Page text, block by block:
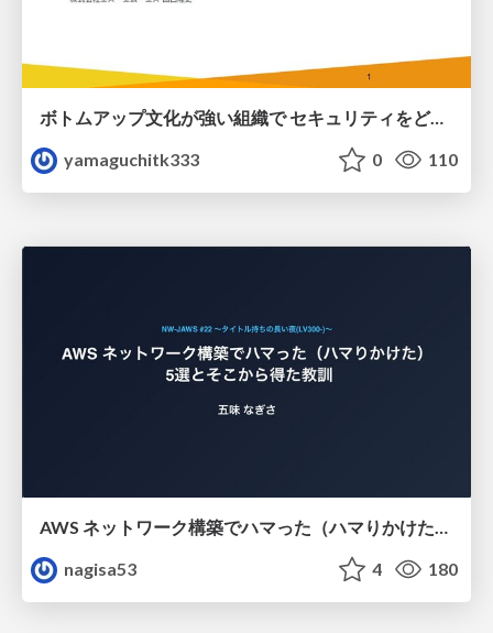
ボトムアップ文化が強い組織で セキュリティをどう根付かせていくかの現在進行形の話 / Making Security Stick in a Bottom-Up Organization
yamaguchitk333
0 110
AWS ネットワーク構築でハマった（ハマりかけた） 5選とそこから得た教訓
nagisa53
4 180